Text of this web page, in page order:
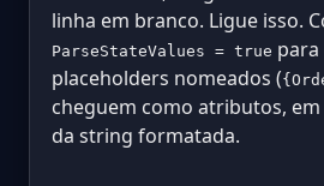
linha em branco. Ligue isso.
ParseStateValues = true para
placeholders nomeados (
cheguem como atributos,
da string formatada.